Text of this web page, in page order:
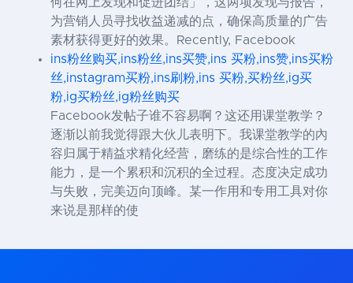
为营销人员寻找收益递减的点，确保高质量的广告
素材获得更好的效果。Recently, Facebook
ins粉丝购买,ins粉丝,ins买赞,ins 买粉,ins赞,ins买粉
丝,instagram买粉,ins刷粉,ins 买粉,买粉丝,ig买
粉,ig买粉丝,ig粉丝购买
Facebook发帖子谁不容易啊？这还用课堂教学？
逐渐以前我觉得跟大伙儿表明下。我课堂教学的內
容归属于精益求精化经营，磨练的是综合性的工作
能力，是一个累积和沉积的全过程。态度决定成功
与失败，完美迈向顶峰。某一作用和专用工具对你
来说是那样的使